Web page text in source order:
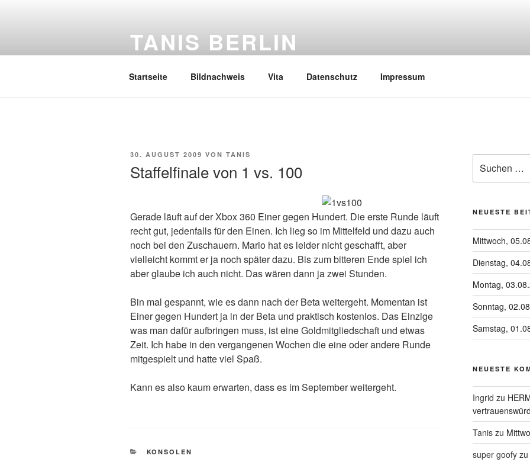
TANIS BERLIN
Startseite Bildnachweis Vita Datenschutz Impressum
VERÖFFENTLICHT
30. AUGUST 2009 VON TANIS
Staffelfinale von 1 vs. 100
Gerade läuft auf der Xbox 360 Einer gegen Hundert. Die erste Runde läuft
recht gut, jedenfalls für den Einen. Ich lieg so im Mittelfeld und dazu auch
noch bei den Zuschauern. Mario hat es leider nicht geschafft, aber
vielleicht kommt er ja noch später dazu. Bis zum bitteren Ende spiel ich
aber glaube ich auch nicht. Das wären dann ja zwei Stunden.
Bin mal gespannt, wie es dann nach der Beta weitergeht. Momentan ist
Einer gegen Hundert ja in der Beta und praktisch kostenlos. Das Einzige
was man dafür aufbringen muss, ist eine Goldmitgliedschaft und etwas
Zeit. Ich habe in den vergangenen Wochen die eine oder andere Runde
mitgespielt und hatte viel Spaß.
Kann es also kaum erwarten, dass es im September weitergeht.
KATEGORIEN
KONSOLEN
nach:
NEUESTE
Mittwoch,
Dienstag,
Montag,
Sonntag,
Samstag,
NEUESTE
Ingrid zu
Taniszu
super goofyzu